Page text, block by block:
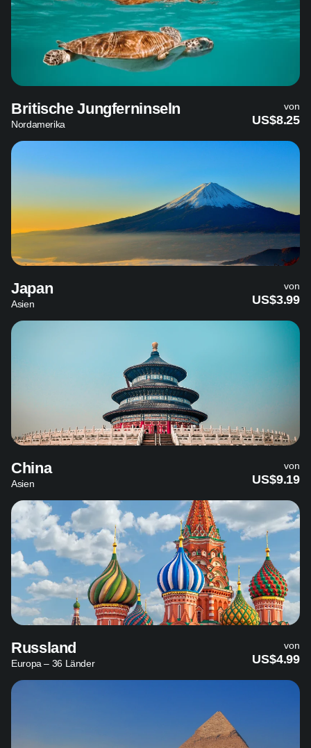
Britische Jungferninseln
Nordamerika
von
US$8.25
Japan
Asien
von
US$3.99
China
Asien
von
US$9.19
Russland
Europa – 36 Länder
von
US$4.99